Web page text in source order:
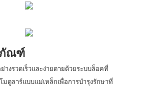
ณฑ์
างรวดเร็วและง่ายดายด้วยระบบล็อคที่
มดูลาร์แบบแม่เหล็กเพื่อการบำรุงรักษาที่